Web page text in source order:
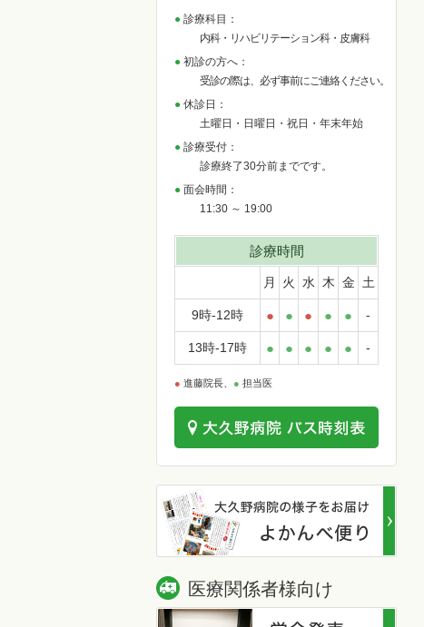
診療科目：
内科・リハビリテーション科・皮膚科
初診の方へ：
受診の際は、必ず事前にご連絡ください。
休診日：
土曜日・日曜日・祝日・年末年始
診療受付：
診療終了30分前までです。
面会時間：
11:30 ～ 19:00
診療時間
月 火 水 木 金 土
9時-12時 ● ● ● ● ● -
13時-17時 ● ● ● ● ● -
● 進藤院長、 ● 担当医
医療関係者様向け